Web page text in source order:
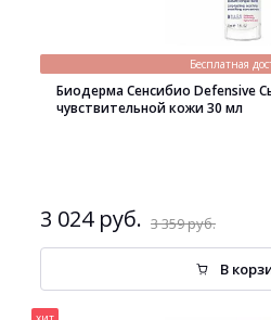
Бесплатная
Биодерма Сенсибио Defensive
чувствительной кожи 30 мл
3 024 руб. 3 359 руб.
В